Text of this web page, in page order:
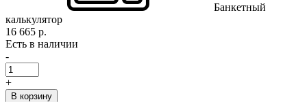
Банкетный
калькулятор
16 665 р.
Есть в наличии
-
+
В корзину